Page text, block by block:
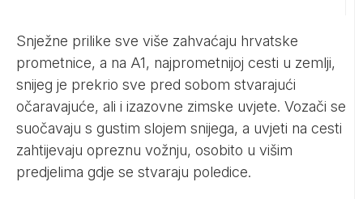
Snježne prilike sve više zahvaćaju hrvatske
prometnice, a na A1, najprometnijoj cesti u zemlji,
snijeg je prekrio sve pred sobom stvarajući
očaravajuće, ali i izazovne zimske uvjete. Vozači se
suočavaju s gustim slojem snijega, a uvjeti na cesti
zahtijevaju opreznu vožnju, osobito u višim
predjelima gdje se stvaraju poledice.